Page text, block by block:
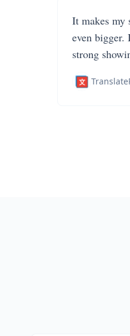
It makes my
even bigger.
strong